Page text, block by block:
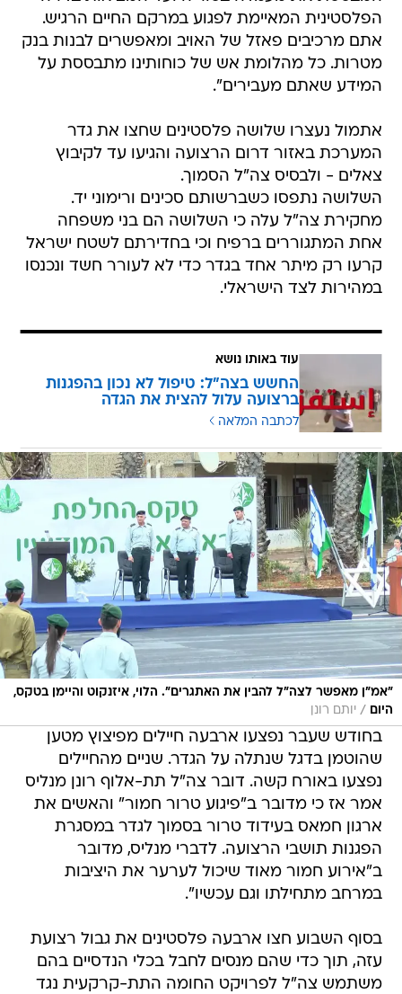
הפלסטינית המאיימת לפגוע במרקם החיים הרגיש.
אתם מרכיבים פאזל של האויב ומאפשרים לבנות בנק
מטרות. כל מהלומת אש של כוחותינו מתבססת על
המידע שאתם מעבירים".
אתמול נעצרו שלושה פלסטינים שחצו את גדר
המערכת באזור דרום הרצועה והגיעו עד לקיבוץ
צאלים - ולבסיס צה"ל הסמוך.
השלושה נתפסו כשברשותם סכינים ורימוני יד.
מחקירת צה"ל עלה כי השלושה הם בני משפחה
אחת המתגוררים ברפיח וכי בחדירתם לשטח ישראל
קרעו רק מיתר אחד בגדר כדי לא לעורר חשד ונכנסו
במהירות לצד הישראלי.
עוד באותו נושא
החשש בצה"ל: טיפול לא נכון בהפגנות
ברצועה עלול להצית את הגדה
לכתבה המלאה
"אמ"ן מאפשר לצה"ל להבין את האתגרים". הלוי, איזנקוט והיימן בטקס,
היום
/ יותם רונן
בחודש שעבר נפצעו ארבעה חיילים מפיצוץ מטען
שהוטמן בדגל שנתלה על הגדר. שניים מהחיילים
נפצעו באורח קשה. דובר צה"ל תת-אלוף רונן מנליס
אמר אז כי מדובר ב"פיגוע טרור חמור" והאשים את
ארגון חמאס בעידוד טרור בסמוך לגדר במסגרת
הפגנות תושבי הרצועה. לדברי מנליס, מדובר
ב"אירוע חמור מאוד שיכול לערער את היציבות
במרחב מתחילתו וגם עכשיו".
בסוף השבוע חצו ארבעה פלסטינים את גבול רצועת
עזה, תוך כדי שהם מנסים לחבל בכלי הנדסיים בהם
משתמש צה"ל לפרויקט החומה התת-קרקעית נגד